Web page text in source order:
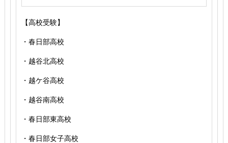
【高校受験】
・春日部高校
・越谷北高校
・越ケ谷高校
・越谷南高校
・春日部東高校
・春日部女子高校